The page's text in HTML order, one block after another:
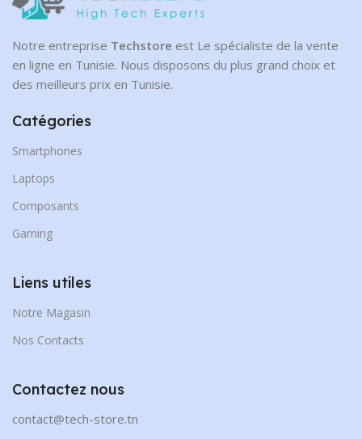
Notre entreprise Techstore est Le spécialiste de la vente
en ligne en Tunisie. Nous disposons du plus grand choix et
des meilleurs prix en Tunisie.
Catégories
Smartphones
Laptops
Composants
Gaming
Liens utiles
Notre Magasin
Nos Contacts
Contactez nous
contact@tech-store.tn